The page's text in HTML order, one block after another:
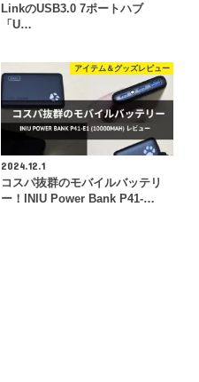
LinkのUSB3.0 7ポートハブ
「U…
アイテム＆グッズレビュー
2024.12.1
コスパ抜群のモバイルバッテリ
ー！INIU Power Bank P41-…